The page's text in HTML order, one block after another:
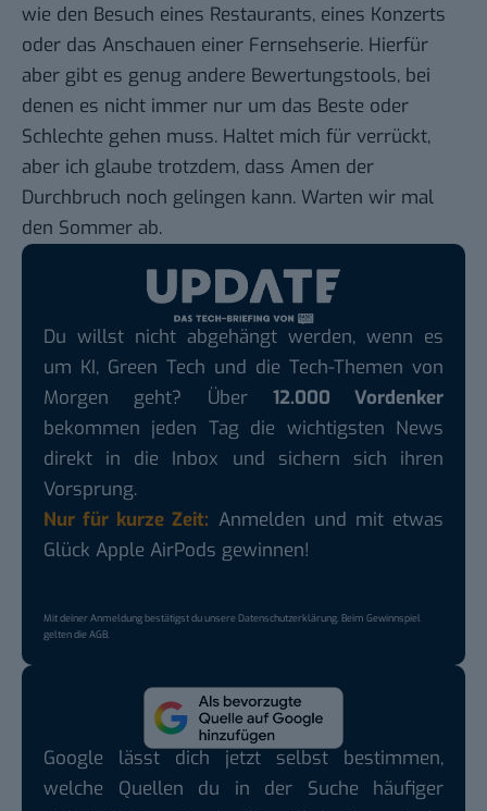
wie den Besuch eines Restaurants, eines Konzerts
oder das Anschauen einer Fernsehserie. Hierfür
aber gibt es genug andere Bewertungstools, bei
denen es nicht immer nur um das Beste oder
Schlechte gehen muss. Haltet mich für verrückt,
aber ich glaube trotzdem, dass Amen der
Durchbruch noch gelingen kann. Warten wir mal
den Sommer ab.
Du willst nicht abgehängt werden, wenn es
um KI, Green Tech und die Tech-Themen von
Morgen geht? Über 12.000 Vordenker
bekommen jeden Tag die wichtigsten News
direkt in die Inbox und sichern sich ihren
Vorsprung.
Nur für kurze Zeit: Anmelden und mit etwas
Glück Apple AirPods gewinnen!
Mit deiner Anmeldung bestätigst du unsereDatenschutzerklärung. Beim Gewinnspiel
gelten dieAGB.
Google lässt dich jetzt selbst bestimmen,
welche Quellen du in der Suche häufiger